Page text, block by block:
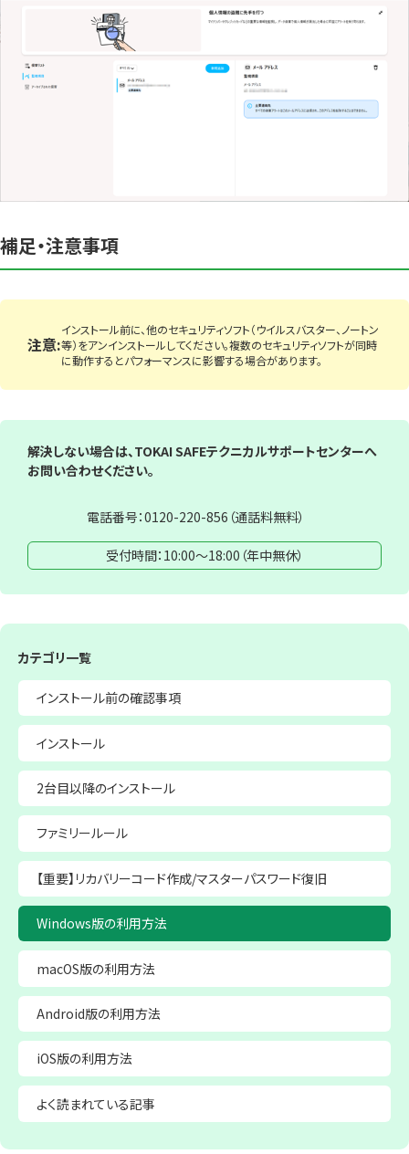
カテゴリ一覧
インストール前の確認事項
インストール
2台目以降のインストール
ファミリールール
【重要】リカバリーコード作成/マスターパスワード復旧
Windows版の利用方法
macOS版の利用方法
Android版の利用方法
iOS版の利用方法
よく読まれている記事
補足・注意事項
注意:
インストール前に、他のセキュリティソフト（ウイルスバスター、ノートン
等）をアンインストールしてください。複数のセキュリティソフトが同時
に動作するとパフォーマンスに影響する場合があります。
解決しない場合は、TOKAI SAFEテクニカルサポートセンターへ
お問い合わせください。
電話番号：0120-220-856 （通話料無料）
受付時間：10:00～18:00（年中無休）